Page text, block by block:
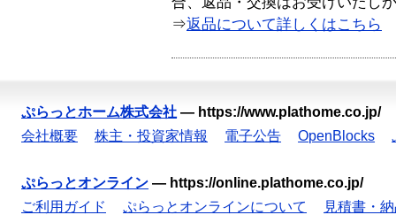
⇒返品について詳しくはこちら
ぷらっとホーム株式会社 — https://www.plathome.co.jp/
会社概要
株主・投資家情報 電子公告 OpenBlocks
ぷらっとオンライン — https://online.plathome.co.jp/
ご利用ガイド
ぷらっとオンラインについて
見積書・